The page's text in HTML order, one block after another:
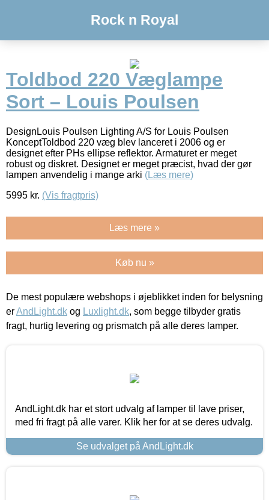
Rock n Royal
Toldbod 220 Væglampe
Sort – Louis Poulsen
DesignLouis Poulsen Lighting A/S for Louis Poulsen
KonceptToldbod 220 væg blev lanceret i 2006 og er
designet efter PHs ellipse reflektor. Armaturet er meget
robust og diskret. Designet er meget præcist, hvad der gør
lampen anvendelig i mange arki (Læs mere)
5995 kr. (Vis fragtpris)
Læs mere »
Køb nu »
De mest populære webshops i øjeblikket inden for belysning
erAndLight.dk og Luxlight.dk, som begge tilbyder gratis
fragt, hurtig levering og prismatch på alle deres lamper.
AndLight.dk har et stort udvalg af lamper til lave priser,
med fri fragt på alle varer. Klik her for at se deres udvalg.
Se udvalget på AndLight.dk